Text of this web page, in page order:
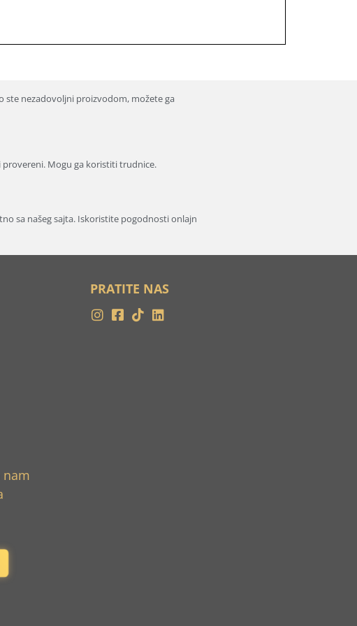
ste nezadovoljni proizvodom, možete ga
Mogu ga koristiti trudnice.
sa našeg sajta. Iskoristite pogodnosti onlajn
PRATITE NAS